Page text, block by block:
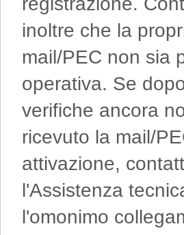
inoltre che la
mail/PEC non sia
operativa. Se
verifiche ancora
ricevuto la mail/
attivazione,
l'Assistenza
l'omonimo